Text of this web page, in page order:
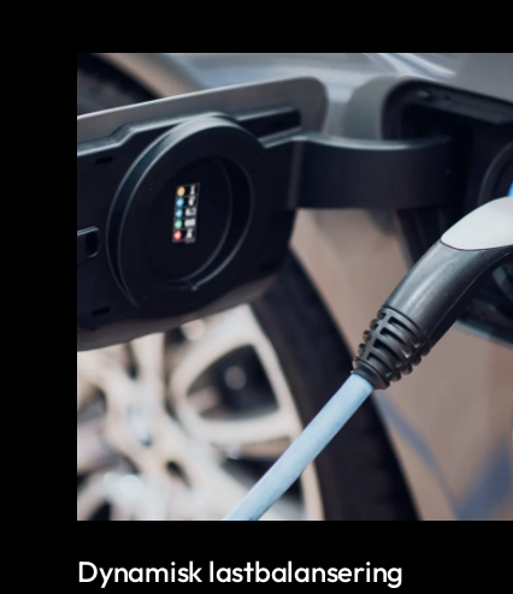
Dynamisk lastbalansering